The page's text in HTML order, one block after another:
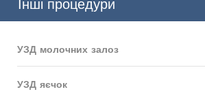
Інші процедури
УЗД молочних залоз
УЗД яєчок